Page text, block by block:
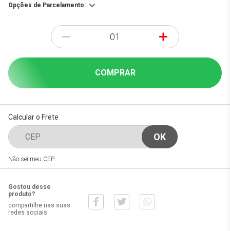
Opções de Parcelamento:
- +
COMPRAR
Calcular o Frete
Não sei meu CEP
Gostou desse
produto?
compartilhe nas suas
redes sociais